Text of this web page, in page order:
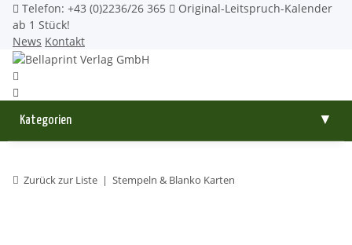
Telefon: +43 (0)2236/26 365
Original-Leitspruch-Kalender
ab 1 Stück!
News Kontakt
Kategorien ▼
Zurück zur Liste Stempeln & Blanko Karten